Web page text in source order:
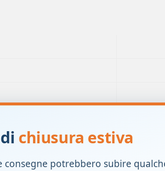
chiusura estiva
consegne potrebbero subire